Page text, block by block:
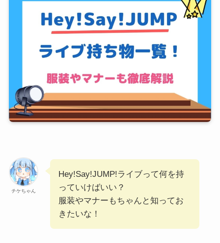
チケちゃん
Hey!Say!JUMP!ライブって何を持
っていけばいい？
服装やマナーもちゃんと知ってお
きたいな！